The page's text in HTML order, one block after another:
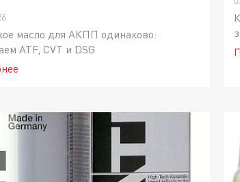
масло для АКПП одинаково:
ATF, CVT и DSG